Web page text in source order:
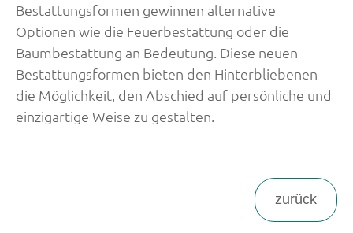
Bestattungsformen gewinnen alternative
Optionen wie die Feuerbestattung oder die
Baumbestattung an Bedeutung. Diese neuen
Bestattungsformen bieten den Hinterbliebenen
die Möglichkeit, den Abschied auf persönliche und
einzigartige Weise zu gestalten.